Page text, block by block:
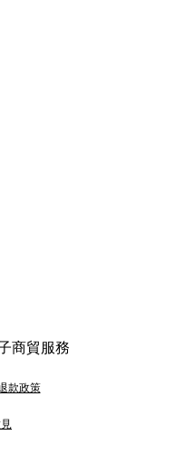
商貿服務
款政策